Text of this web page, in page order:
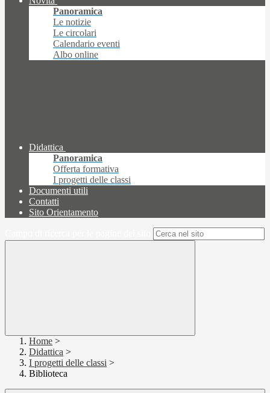
Panoramica
Le notizie
Le circolari
Calendario eventi
Albo online
Didattica
Panoramica
Offerta formativa
I progetti delle classi
Documenti utili
Contatti
Sito Orientamento
Home >
Didattica >
I progetti delle classi >
Biblioteca